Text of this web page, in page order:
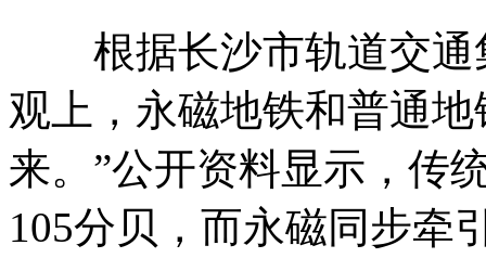
根据长沙市轨道交通
观上，永磁地铁和普通
来。”公开资料显示，传
105分贝，而永磁同步牵